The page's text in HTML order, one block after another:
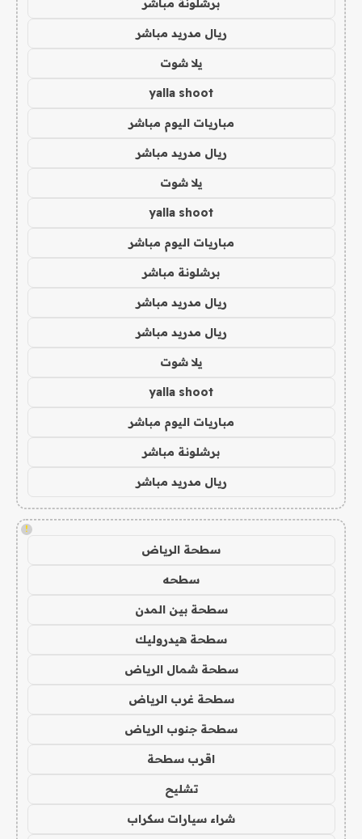
ريال مدريد مباشر
يلا شوت
yalla shoot
مباريات اليوم مباشر
ريال مدريد مباشر
يلا شوت
yalla shoot
مباريات اليوم مباشر
برشلونة مباشر
ريال مدريد مباشر
ريال مدريد مباشر
يلا شوت
yalla shoot
مباريات اليوم مباشر
برشلونة مباشر
ريال مدريد مباشر
!
سطحة الرياض
سطحه
سطحة بين المدن
سطحة هيدروليك
سطحة شمال الرياض
سطحة غرب الرياض
سطحة جنوب الرياض
اقرب سطحة
تشليح
شراء سيارات سكراب